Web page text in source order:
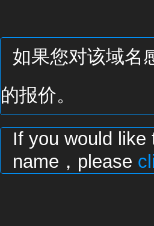
如果您对该域名
的报价。
If you would like
name，please